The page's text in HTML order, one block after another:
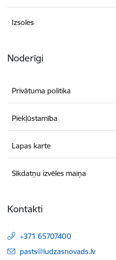
Izsoles
Noderīgi
Privātuma politika
Piekļūstamība
Lapas karte
Sīkdatņu izvēles maiņa
Kontakti
+371 65707400
E-pasts:
pasts@ludzasnovads.lv